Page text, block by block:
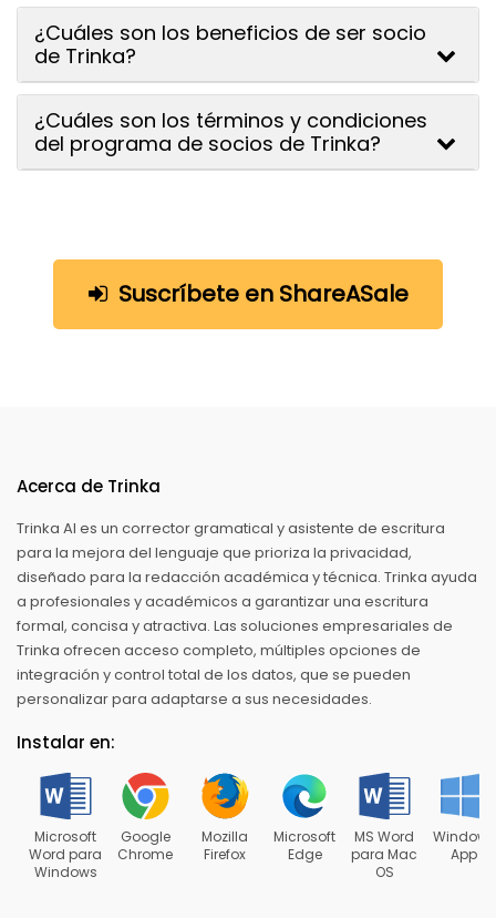
¿Cuáles son los beneficios de ser socio
de Trinka?
¿Cuáles son los términos y condiciones
del programa de socios de Trinka?
Suscríbete en ShareASale
Acerca de Trinka
Trinka AI es un corrector gramatical y asistente de escritura
para la mejora del lenguaje que prioriza la privacidad,
diseñado para la redacción académica y técnica. Trinka ayuda
a profesionales y académicos a garantizar una escritura
formal, concisa y atractiva. Las soluciones empresariales de
Trinka ofrecen acceso completo, múltiples opciones de
integración y control total de los datos, que se pueden
personalizar para adaptarse a sus necesidades.
Instalar en:
Microsoft
Word para
Windows
Google
Chrome
Mozilla
Firefox
Microsoft
Edge
MS Word
para Mac
OS
Windows
App